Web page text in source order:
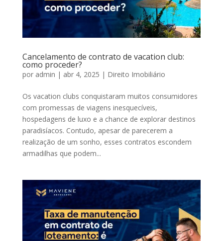
Cancelamento de contrato de vacation club:
como proceder?
por admin | abr 4, 2025 | Direito Imobiliário
Os vacation clubs conquistaram muitos consumidores
com promessas de viagens inesquecíveis,
hospedagens de luxo e a chance de explorar destinos
paradisíacos. Contudo, apesar de parecerem a
realização de um sonho, esses contratos escondem
armadilhas que podem...